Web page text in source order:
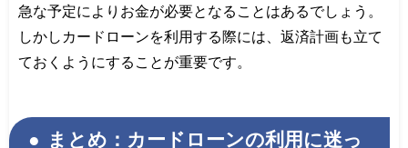
急な予定によりお金が必要となることはあるでしょう。
しかしカードローンを利用する際には、返済計画も立て
ておくようにすることが重要です。
まとめ：カードローンの利用に迷っ